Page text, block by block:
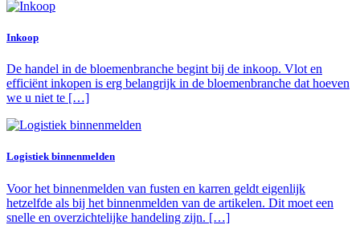
Inkoop
De handel in de bloemenbranche begint bij de inkoop. Vlot en
efficiënt inkopen is erg belangrijk in de bloemenbranche dat hoeven
we u niet te […]
Logistiek binnenmelden
Voor het binnenmelden van fusten en karren geldt eigenlijk
hetzelfde als bij het binnenmelden van de artikelen. Dit moet een
snelle en overzichtelijke handeling zijn. […]